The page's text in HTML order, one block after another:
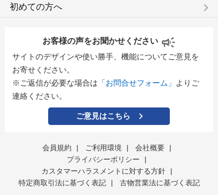
初めての方へ keyboard_arrow_right
お客様の声をお聞かせください
サイトのデザインや使い勝手、機能についてご意見を
お寄せください。
※ご返信が必要な場合は 「お問合せフォーム」
よりご
連絡ください。
ご意見はこちら
会員規約 | ご利用環境 | 会社概要
|
プライバシーポリシー
|
カスタマーハラスメントに対する方針
|
特定商取引法に基づく表記
| 古物営業法に基づく表記